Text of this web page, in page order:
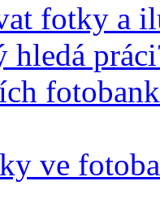
fotky a
hledá
ve